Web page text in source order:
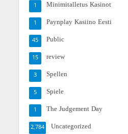
Minimitalletus Kasinot
1
Paynplay Kasiino Eesti
1
Public
45
review
15
Spellen
3
Spiele
5
The Judgement Day
1
Uncategorized
2,784